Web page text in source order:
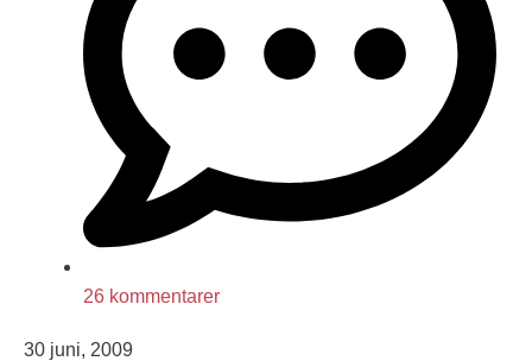
26 kommentarer
30 juni, 2009